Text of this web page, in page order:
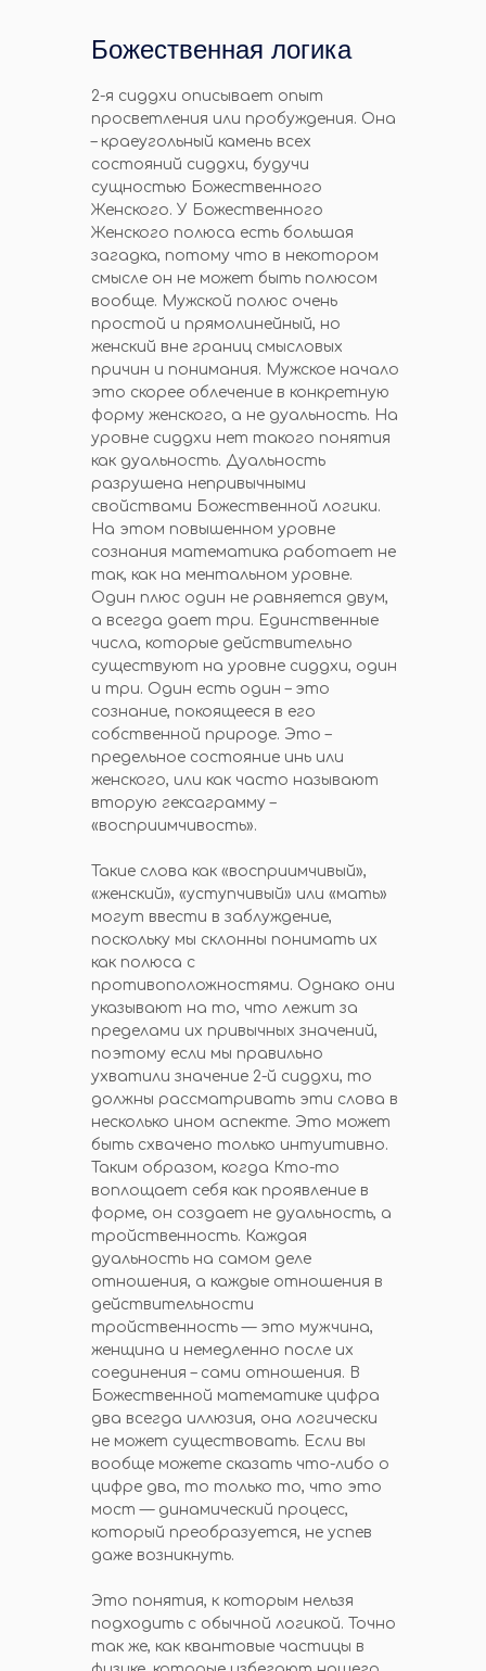
Божественная логика
2-я сиддхи описывает опыт
просветления или пробуждения. Она
– краеугольный камень всех
состояний сиддхи, будучи
сущностью Божественного
Женского. У Божественного
Женского полюса есть большая
загадка, потому что в некотором
смысле он не может быть полюсом
вообще. Мужской полюс очень
простой и прямолинейный, но
женский вне границ смысловых
причин и понимания. Мужское начало
это скорее облечение в конкретную
форму женского, а не дуальность. На
уровне сиддхи нет такого понятия
как дуальность. Дуальность
разрушена непривычными
свойствами Божественной логики.
На этом повышенном уровне
сознания математика работает не
так, как на ментальном уровне.
Один плюс один не равняется двум,
а всегда дает три. Единственные
числа, которые действительно
существуют на уровне сиддхи, один
и три. Один есть один – это
сознание, покоящееся в его
собственной природе. Это –
предельное состояние инь или
женского, или как часто называют
вторую гексаграмму –
«восприимчивость».
Такие слова как «восприимчивый»,
«женский», «уступчивый» или «мать»
могут ввести в заблуждение,
поскольку мы склонны понимать их
как полюса с
противоположностями. Однако они
указывают на то, что лежит за
пределами их привычных значений,
поэтому если мы правильно
ухватили значение 2-й сиддхи, то
должны рассматривать эти слова в
несколько ином аспекте. Это может
быть схвачено только интуитивно.
Таким образом, когда Кто-то
воплощает себя как проявление в
форме, он создает не дуальность, а
тройственность. Каждая
дуальность на самом деле
отношения, а каждые отношения в
действительности
тройственность — это мужчина,
женщина и немедленно после их
соединения – сами отношения. В
Божественной математике цифра
два всегда иллюзия, она логически
не может существовать. Если вы
вообще можете сказать что-либо о
цифре два, то только то, что это
мост — динамический процесс,
который преобразуется, не успев
даже возникнуть.
Это понятия, к которым нельзя
подходить с обычной логикой. Точно
так же, как квантовые частицы в